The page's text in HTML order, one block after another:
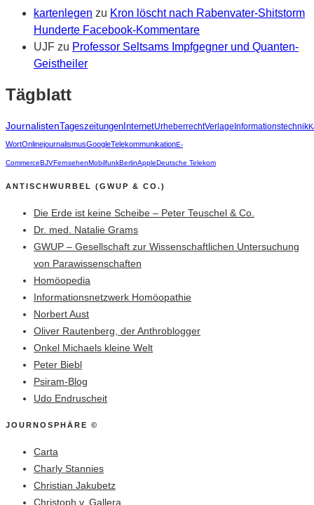
kartenlegen zu Kron löscht nach Rabenvater-Shitstorm
Hunderte Facebook-Kommentare
UJF zu Professor Seltsams Impfgegner und Quanten-
Geistheiler
Tägblatt
JournalistenTageszeitungen InternetUrheberrechtVerlageInformationstechnik
WortOnlinejournalismusGoogleTelekommunikationE-
CommerceBJVFernsehenMobilfunkBerlinAppleDeutsche Telekom
ANTISCHWURBEL (GWUP & CO.)
Die Erde ist keine Scheibe – Peter Teuschel & Co.
Dr. med. Natalie Grams
GWUP – Gesellschaft zur Wissenschaftlichen Untersuchung
von Parawissenschaften
Homöopedia
Informationsnetzwerk Homöopathie
Norbert Aust
Oliver Rautenberg, der Anthroblogger
Onkel Michaels kleine Welt
Peter Biebl
Psiram-Blog
Udo Endruscheit
JOURNOSPHÄRE ©
Carta
Charly Stannies
Christian Jakubetz
Christoph v. Gallera